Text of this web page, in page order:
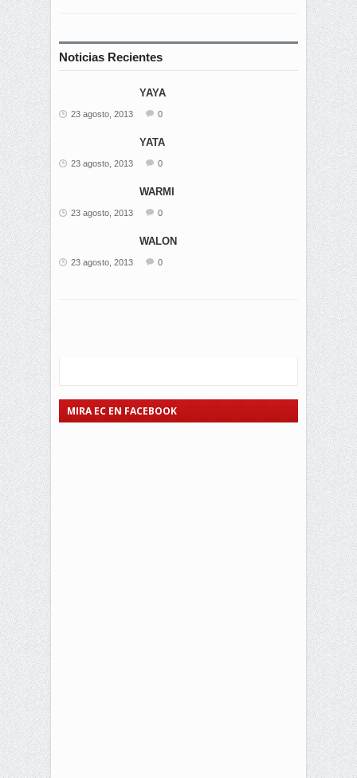
Noticias Recientes
YAYA
23 agosto, 2013 0
YATA
23 agosto, 2013 0
WARMI
23 agosto, 2013 0
WALON
23 agosto, 2013 0
MIRA EC EN FACEBOOK